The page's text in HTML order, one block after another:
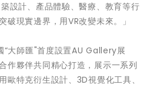
設計、產品體驗、醫療、教育等行
破現實邊界，用VR改變未來。」
“大師匯"首度設置AU Gallery展
作夥伴共同精心打造，展示一系列
歐特克衍生設計、3D視覺化工具、